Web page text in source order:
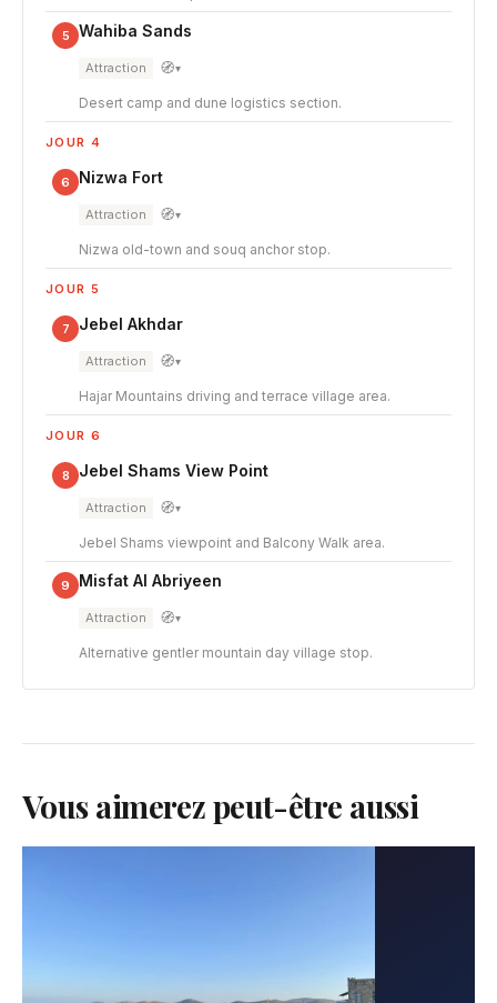
5 Wahiba Sands
Attraction 🧭▾
Desert camp and dune logistics section.
JOUR 4
6 Nizwa Fort
Attraction 🧭▾
Nizwa old-town and souq anchor stop.
JOUR 5
7 Jebel Akhdar
Attraction 🧭▾
Hajar Mountains driving and terrace village area.
JOUR 6
8 Jebel Shams View Point
Attraction 🧭▾
Jebel Shams viewpoint and Balcony Walk area.
9 Misfat Al Abriyeen
Attraction 🧭▾
Alternative gentler mountain day village stop.
Vous aimerez peut-être aussi